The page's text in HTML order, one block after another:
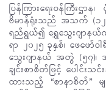
ပြန်ကြားရေးဝန်ကြီးဌာ
ဗိမာန်ရုံးသည် အသက် (၁၂
ရည်ရွယ်၍ ရွှေသွေးဂျာန
ရာ ၂၀၂၅ ခုနှစ်၊ ဖေဖေ
သွေးဂျာနယ် အတွဲ (၅၇)၊
ချင်းစာစိတ်ဖြင့် ပေါင်
ထားသည့် “စာနာစိတ်” မ